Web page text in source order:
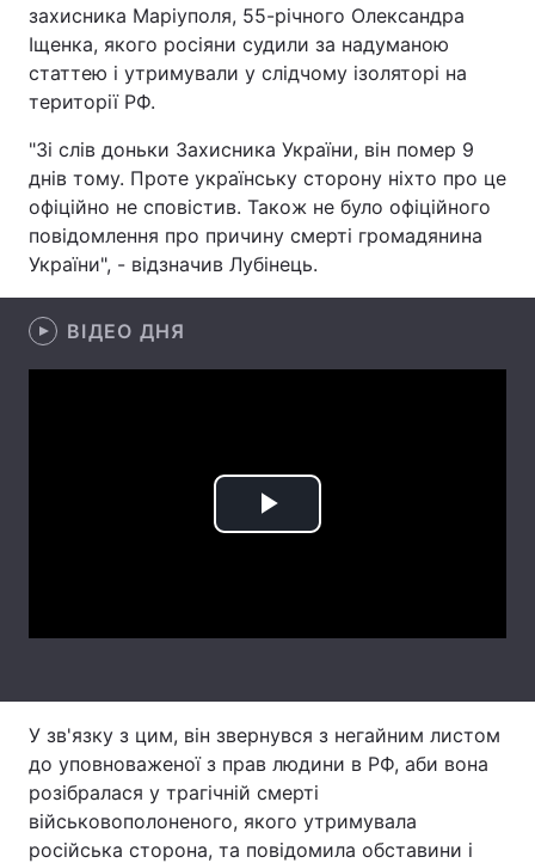
Техно і зв'язок Лайт
Зброя Інциденти
Здоров'я
Цікавинки Погода
Екологія
Лонгріди
Відео з Youtube
Тема оформлення
захисника Маріуполя, 55-річного Олександра
Іщенка, якого росіяни судили за надуманою
статтею і утримували у слідчому ізоляторі на
території РФ.
"Зі слів доньки Захисника України, він помер 9
днів тому. Проте українську сторону ніхто про це
офіційно не сповістив. Також не було офіційного
повідомлення про причину смерті громадянина
України", - відзначив Лубінець.
ВІДЕО ДНЯ
Play
У зв'язку з цим, він звернувся з негайним листом
до уповноваженої з прав людини в РФ, аби вона
розібралася у трагічній смерті
військовополоненого, якого утримувала
російська сторона, та повідомила обставини і